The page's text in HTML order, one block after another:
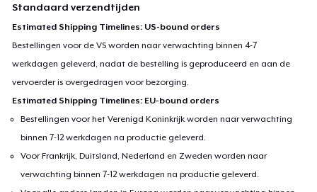
Standaard verzendtijden
Estimated Shipping Timelines: US-bound orders
Bestellingen voor de VS worden naar verwachting binnen 4-7
werkdagen geleverd, nadat de bestelling is geproduceerd en aan de
vervoerder is overgedragen voor bezorging.
Estimated Shipping Timelines: EU-bound orders
Bestellingen voor het Verenigd Koninkrijk worden naar verwachting
binnen 7-12 werkdagen na productie geleverd.
Voor Frankrijk, Duitsland, Nederland en Zweden worden naar
verwachting binnen 7-12 werkdagen na productie geleverd.